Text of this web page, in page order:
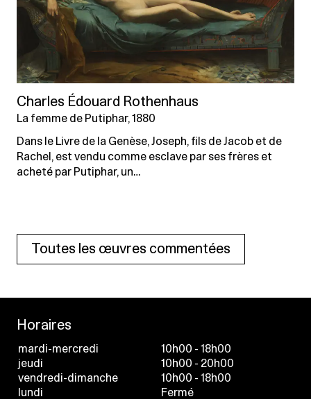
Charles Édouard Rothenhaus
La femme de Putiphar, 1880
Dans le Livre de la Genèse, Joseph, fils de Jacob et de
Rachel, est vendu comme esclave par ses frères et
acheté par Putiphar, un…
Toutes les œuvres commentées
Horaires
mardi-mercredi
10h00 - 18h00
jeudi
10h00 - 20h00
vendredi-dimanche
10h00 - 18h00
lundi
Fermé